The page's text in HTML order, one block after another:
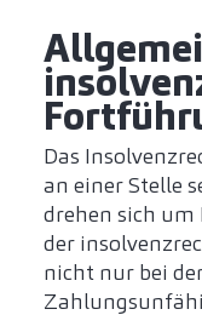
Das
an einer Stelle
drehen sich
der
nicht nur bei